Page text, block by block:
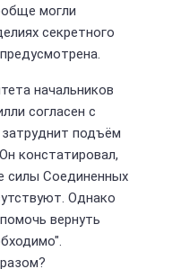
могли
секретного
начальников
согласен с
затруднит подъём
констатировал,
силы Соединенных
Однако
вернуть